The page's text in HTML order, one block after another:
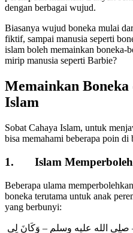
dengan berbagai wujud.
Biasanya wujud boneka mulai
fiktif, sampai manusia seperti
islam boleh memainkan boneka-
mirip manusia seperti Barbie?
Memainkan
Islam
Sobat Cahaya Islam, untuk
bisa memahami beberapa poin di
1. Islam
Beberapa ulama
boneka terutama untuk anak
yang berbunyi: